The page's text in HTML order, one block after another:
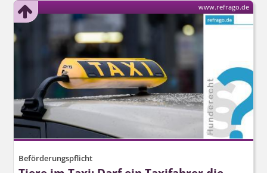
Beförderungspflicht
www.refrago.de